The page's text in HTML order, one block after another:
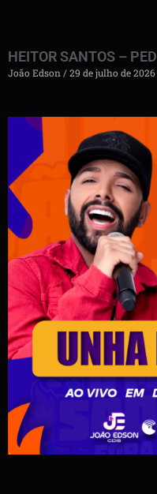
HEITOR SANTOS –
João Edson 29 de julho de 2026